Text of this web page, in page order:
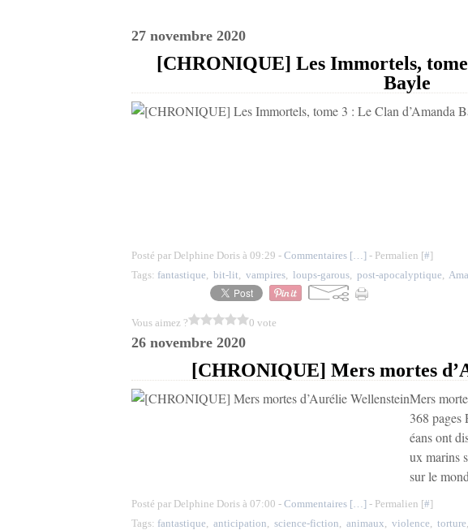
27 novembre 2020
[CHRONIQUE] Les Immortels,
Bayle
Posté par Delphine Doris à 09:29 - Commentaires […] - Permalien [#]
Tags: fantastique, bit-lit, vampires, loups-garous, post-apocalyptique,
Vous aimez ? 0 vote
26 novembre 2020
[CHRONIQUE] Mers mortes
Mers
368 pages
éans ont
ux marins
sur le
Posté par Delphine Doris à 07:00 - Commentaires […] - Permalien [#]
Tags: fantastique, anticipation, science-fiction, animaux, violence, torture,